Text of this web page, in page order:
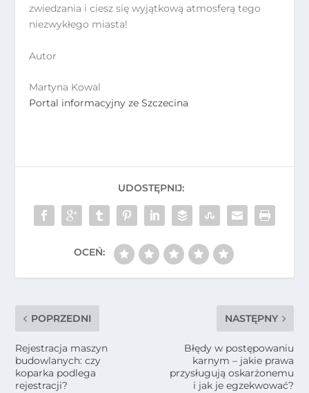
zwiedzania i ciesz się wyjątkową atmosferą tego
niezwykłego miasta!
Autor
Martyna Kowal
Portal informacyjny ze Szczecina
POPRZEDNI
Rejestracja maszyn
budowlanych: czy
koparka podlega
rejestracji?
NASTĘPNY
Błędy w postępowaniu
karnym – jakie prawa
przysługują oskarżonemu
i jak je egzekwować?